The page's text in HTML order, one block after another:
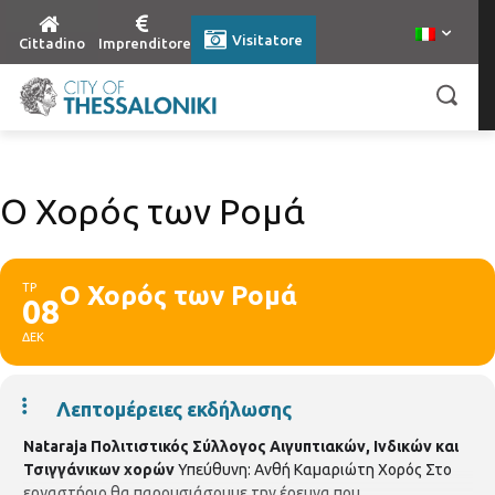
Cittadino Imprenditore Visitatore
Ο Χορός των Ρομά
ΤΡ
08
ΔΕΚ
Ο Χορός των Ρομά
Λεπτομέρειες εκδήλωσης
Nataraja Πολιτιστικός Σύλλογος Αιγυπτιακών, Ινδικών και
Τσιγγάνικων χορώνΥπεύθυνη: Ανθή Καμαριώτη Χορός Στο